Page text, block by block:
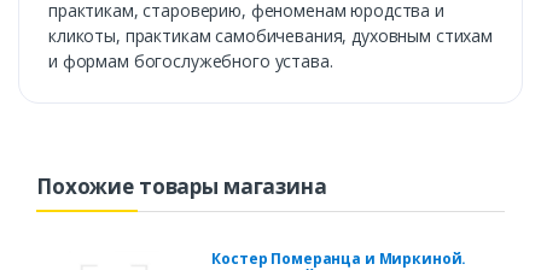
практикам, староверию, феноменам юродства и
кликоты, практикам самобичевания, духовным стихам
и формам богослужебного устава.
Похожие товары магазина
Костер Померанца и Миркиной.